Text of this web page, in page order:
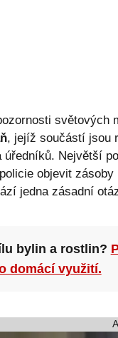
světových
, jejíž součástí jsou
úředníků. Největší
objevit
jedna zásadní
bylin a rostlin?
domácí využití.